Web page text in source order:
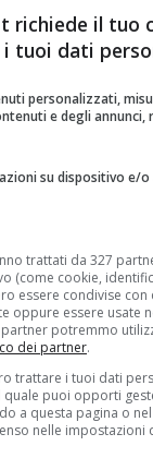
di un
richiede il tuo
tuoi dati
personalizzati,
e degli annunci,
su dispositivo e/o
trattati da 327
(come cookie,
essere condivise con
oppure essere usate
potremmo
dei partner.
trattare i tuoi dati
quale puoi opporti
a questa pagina o
nelle impostazioni